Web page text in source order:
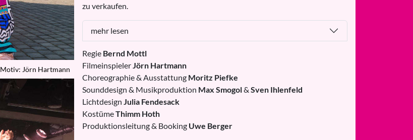
Motiv: Jörn Hartmann
zu verkaufen.
mehr lesen
Regie Bernd Mottl
FilmeinspielerJörn Hartmann
Choreographie & Ausstattung Moritz Piefke
Sounddesign & Musikproduktion Max Smogol& Sven Ihlenfeld
Lichtdesign Julia Fendesack
KostümeThimm Hoth
Produktionsleitung & Booking Uwe Berger